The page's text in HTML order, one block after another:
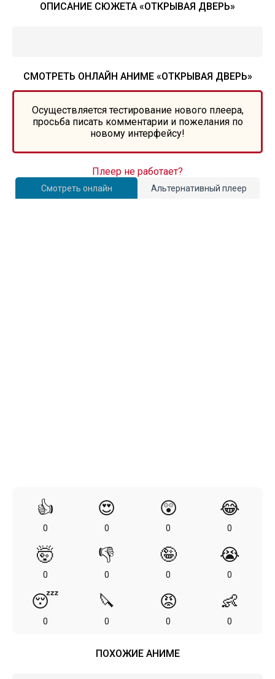
ОПИСАНИЕ СЮЖЕТА «ОТКРЫВАЯ ДВЕРЬ»
СМОТРЕТЬ ОНЛАЙН АНИМЕ «ОТКРЫВАЯ ДВЕРЬ»
Осуществляется тестирование нового плеера,
просьба писать комментарии и пожелания по
новому интерфейсу!
Смотреть онлайн Альтернативный плеер
Плеер не работает?
👍
0
😍
0
😲
0
😂
0
🤯
0
👎
0
🤪
0
😭
0
😴
0
🔪
0
😡
0
👶
0
ПОХОЖИЕ АНИМЕ